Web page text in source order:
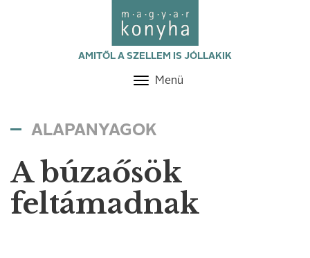
AMITŐL A SZELLEM IS JÓLLAKIK
Toggle
Menü
ALAPANYAGOK
A búzaősök
feltámadnak